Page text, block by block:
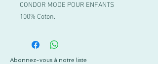
CONDOR MODE POUR ENFANTS
100% Coton.
Abonnez-vous à notre liste